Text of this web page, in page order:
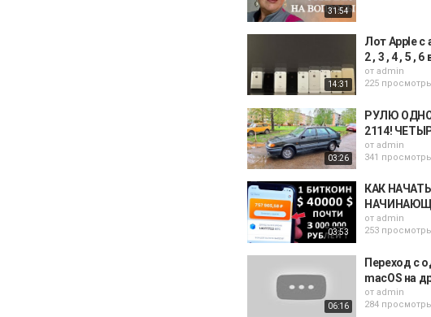
31:54
14:31
Лот Apple с
2 , 3 , 4 , 5 ,
от admin
225
03:26
РУЛЮ
2114!
от admin
341
03:53
КАК
от admin
253
06:16
Переход с
macOS на
от admin
284